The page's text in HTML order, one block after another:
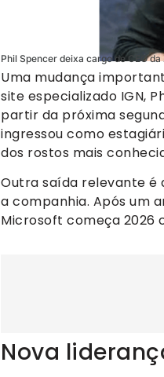
Phil Spencer deixa cargo de CEO
Uma mudança
site especializado IGN,
partir da próxima
ingressou como
dos rostos mais
Outra saída relevante é
a companhia. Após um
Microsoft começa 2026
Nova